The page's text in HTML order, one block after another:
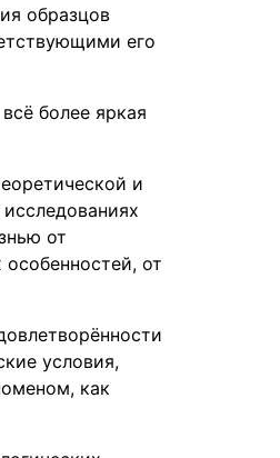
образцов
его
более яркая
и
от
от
условия,
как